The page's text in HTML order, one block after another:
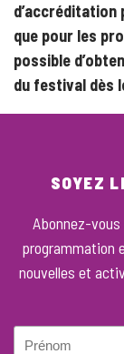
d’accréditation
que pour les
possible
du festival dès
SOYEZ
Abonnez-vous
programmation
nouvelles et